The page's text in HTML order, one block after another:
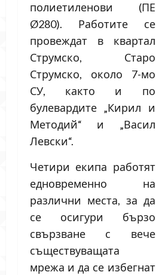
полиетиленови (ПЕ
Ø280). Работите се
провеждат в квартал
Струмско, Старо
Струмско, около 7-мо
СУ, както и по
булевардите „Кирил и
Методий“ и „Васил
Левски“.
Четири екипа работят
едновременно на
различни места, за да
се осигури бързо
свързване с вече
съществуващата
мрежа и да се избегнат